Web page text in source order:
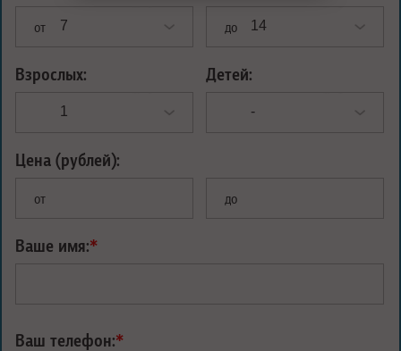
от до
Взрослых: Детей:
Цена (рублей):
от до
Ваше имя:*
Ваш телефон:*